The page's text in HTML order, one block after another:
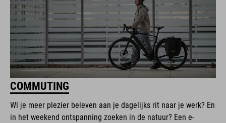
COMMUTING
Wl je meer plezier beleven aan je dagelijks rit naar je werk? En
in het weekend ontspanning zoeken in de natuur? Een e-